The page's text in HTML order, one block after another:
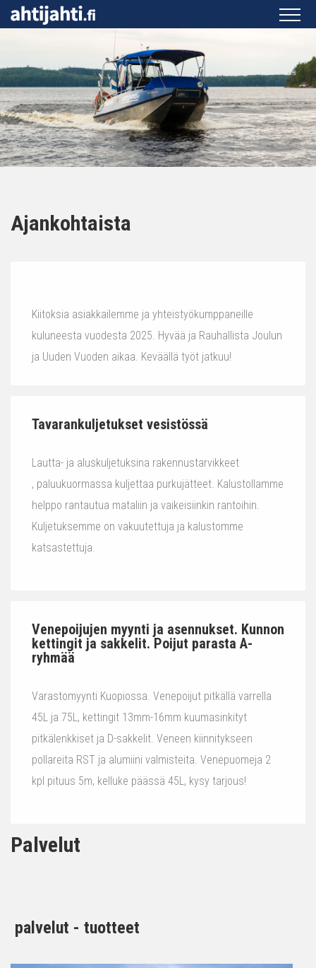
Ajankohtaista
Kiitoksia asiakkailemme ja yhteistyökumppaneille
kuluneesta vuodesta 2025. Hyvää ja Rauhallista Joulun
ja Uuden Vuoden aikaa. Keväällä työt jatkuu!
Tavarankuljetukset vesistössä
Lautta- ja aluskuljetuksina rakennustarvikkeet
, paluukuormassa kuljettaa purkujätteet. Kalustollamme
helppo rantautua mataliin ja vaikeisiinkin rantoihin.
Kuljetuksemme on vakuutettuja ja kalustomme
katsastettuja.
Venepoijujen myynti ja asennukset. Kunnon
kettingit ja sakkelit. Poijut parasta A-
ryhmää
Varastomyynti Kuopiossa. Venepoijut pitkällä varrella
45L ja 75L, kettingit 13mm-16mm kuumasinkityt
pitkälenkkiset ja D-sakkelit. Veneen kiinnitykseen
pollareita RST ja alumiini valmisteita. Venepuomeja 2
kpl pituus 5m, kelluke päässä 45L, kysy tarjous!
Palvelut
palvelut - tuotteet